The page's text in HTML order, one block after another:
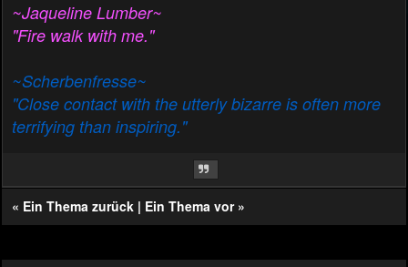
~Jaqueline Lumber~
"Fire walk with me."
~Scherbenfresse~
"Close contact with the utterly bizarre is often more
terrifying than inspiring."
« Ein Thema zurück | Ein Thema vor»